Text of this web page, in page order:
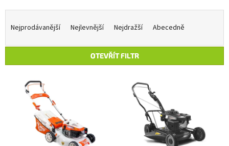
e
Nejprodávanější Nejlevnější Nejdražší Abecedně
OTEVŘÍT FILTR